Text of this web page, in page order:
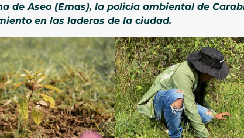
de Aseo (Emas), la policía ambiental de
en las laderas de la ciudad.